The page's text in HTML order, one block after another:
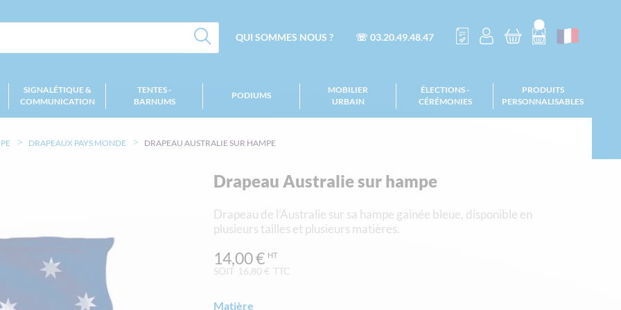
QUI SOMMES NOUS ? ☏ 03.20.49.48.47
SIGNALÉTIQUE &
COMMUNICATION
TENTES -
BARNUMS
PODIUMS
MOBILIER
URBAIN
ÉLECTIONS -
CÉRÉMONIES
PRODUITS
PERSONNALISABLES
DRAPEAUX PAYS MONDE DRAPEAU AUSTRALIE SUR HAMPE
Drapeau Australie sur hampe
Drapeau de l’Australie sur sa hampe gainée bleue, disponible en
plusieurs tailles et plusieurs matières.
SOIT 16,80 € TTC
14,00 €
Matière